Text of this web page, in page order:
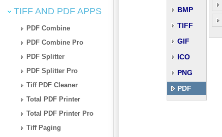
TIFF AND PDF APPS
PDF Combine
PDF Combine Pro
PDF Splitter
PDF Splitter Pro
Tiff PDF Cleaner
Total PDF Printer
Total PDF Printer Pro
Tiff Paging
BMP
TIFF
GIF
ICO
PNG
PDF